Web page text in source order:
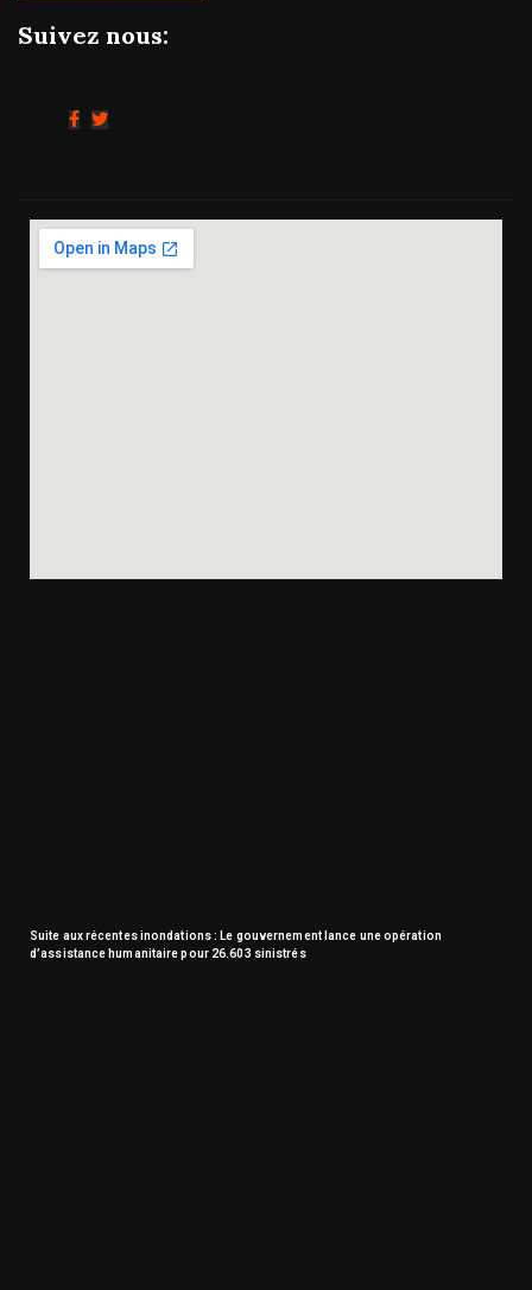
Suivez nous:
Suite aux récentes inondations : Le gouvernement lance une opération
d’assistance humanitaire pour 26.603 sinistrés